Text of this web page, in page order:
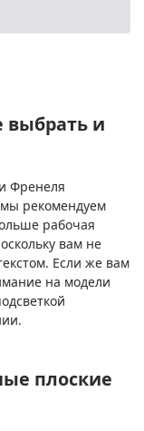
выбрать и
Френеля
рекомендуем
рабочая
вам не
Если же вам
на модели
плоские